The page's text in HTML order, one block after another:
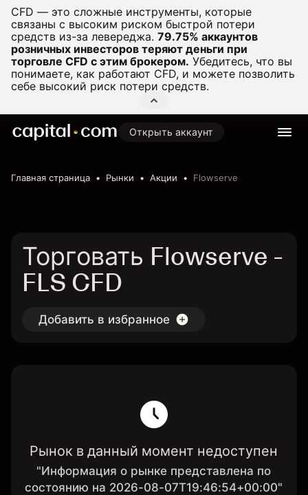
CFD — это сложные инструменты, которые
связаны с высоким риском быстрой потери
средств из-за левереджа. 79.75% аккаунтов
розничных инвесторов теряют деньги при
торговле CFD с этим брокером. Убедитесь, что вы
понимаете, как работают CFD, и можете позволить
себе высокий риск потери средств.
Открыть аккаунт
Главная страница Рынки Акции Flowserve
Торговать Flowserve -
FLS CFD
Добавить в избранное
Рынок в данный момент недоступен
"Информация о рынке представлена по
состоянию на 2026-08-07T19:46:54+00:00"